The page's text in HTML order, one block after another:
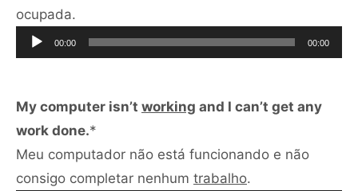
ocupada.
de
áudio
00:00 00:00
My computer isn’t working and I can’t get any
work done.*
Meu computador não está funcionando e não
consigo completar nenhum trabalho.